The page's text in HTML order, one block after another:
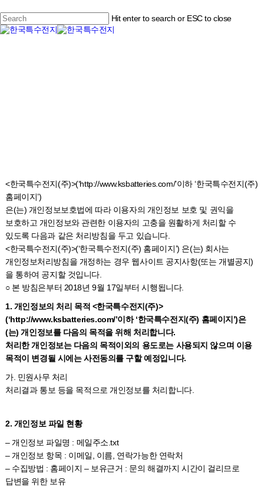
to
main
content
Hit enter to search or ESC to close
Close
<한국특수전지(주)>(‘http://www.ksbatteries.com/’이하 ‘한국특수전지(주)
홈페이지’)
은(는) 개인정보보호법에 따라 이용자의 개인정보 보호 및 권익을
보호하고 개인정보와 관련한 이용자의 고충을 원활하게 처리할 수
있도록 다음과 같은 처리방침을 두고 있습니다.
<한국특수전지(주)>(‘한국특수전지(주) 홈페이지’) 은(는) 회사는
개인정보처리방침을 개정하는 경우 웹사이트 공지사항(또는 개별공지)
을 통하여 공지할 것입니다.
○ 본 방침은부터 2018년 9월 17일부터 시행됩니다.
1. 개인정보의 처리 목적 <한국특수전지(주)>
(‘http://www.ksbatteries.com/’이하 ‘한국특수전지(주) 홈페이지’)은
(는) 개인정보를 다음의 목적을 위해 처리합니다.
처리한 개인정보는 다음의 목적이외의 용도로는 사용되지 않으며 이용
목적이 변경될 시에는 사전동의를 구할 예정입니다.
가. 민원사무 처리
처리결과 통보 등을 목적으로 개인정보를 처리합니다.
2. 개인정보 파일 현황
– 개인정보 파일명 : 메일주소.txt
– 개인정보 항목 : 이메일, 이름, 연락가능한 연락처
– 수집방법 : 홈페이지 – 보유근거 : 문의 해결까지 시간이 걸리므로
답변을 위한 보유